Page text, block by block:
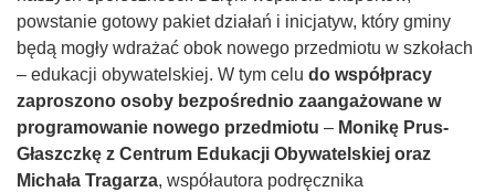
powstanie gotowy pakiet działań i inicjatyw, który gminy
będą mogły wdrażać obok nowego przedmiotu w szkołach
– edukacji obywatelskiej. W tym celu do współpracy
zaproszono osoby bezpośrednio zaangażowane w
programowanie nowego przedmiotu – Monikę Prus-
Głaszczkę z Centrum Edukacji Obywatelskiej oraz
Michała Tragarza, współautora podręcznika